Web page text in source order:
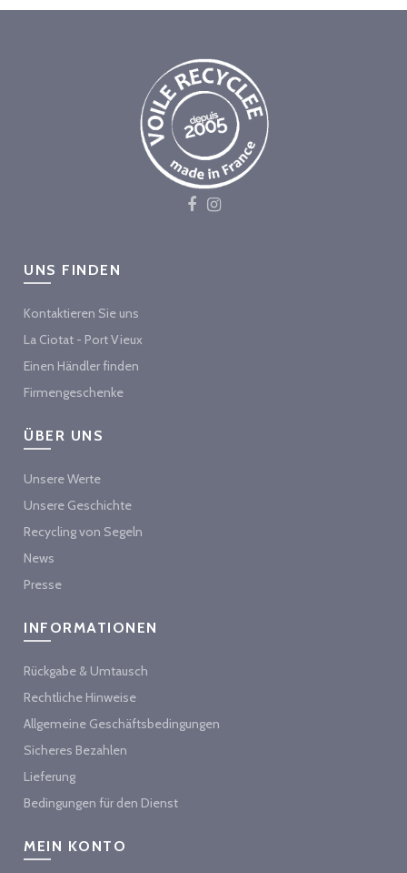
UNS FINDEN
Kontaktieren Sie uns
La Ciotat - Port Vieux
Einen Händler finden
Firmengeschenke
ÜBER UNS
Unsere Werte
Unsere Geschichte
Recycling von Segeln
News
Presse
INFORMATIONEN
Rückgabe & Umtausch
Rechtliche Hinweise
Allgemeine Geschäftsbedingungen
Sicheres Bezahlen
Lieferung
Bedingungen für den Dienst
MEIN KONTO